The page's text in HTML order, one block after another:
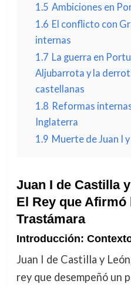
1.5 Ambiciones en
1.6 El conflicto con
internas
1.7 La guerra en
Aljubarrota y la
castellanas
1.8 Reformas
Inglaterra
1.9 Muerte de Juan I
Juan I de Castilla
El Rey que Afirmó
Trastámara
Introducción:
Juan I de Castilla y
rey que desempeñó un